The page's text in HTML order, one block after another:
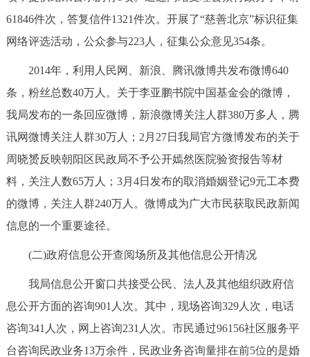
61846件次，答复信件1321件次。开展了“慈善北京”标识征集
网络评选活动，公众参与223人，征集公众意见354条。
2014年，利用人民网、新浪、腾讯微博共发布微博640
条，粉丝总数40万人。关于李亚鹏书院中国基金会的微博，
我局发布的一条回应微博，新浪微博关注人群380万多人，腾
讯网微博关注人群30万人；2月27日我局官方微博发布的关于
周晓赟反映朝阳区民政局不予公开嫣然医院验资报告等材
料，关注人数65万人；3月4日发布的取消婚姻登记9元工本费
的微博，关注人群240万人。微博成为广大市民获取民政新闻
信息的一个重要途径。
(二)政府信息公开查阅场所及其他信息公开情况
我局信息公开窗口共接受公民、法人及其他组织政府信
息公开方面的咨询901人次。其中，现场咨询329人次，电话
咨询341人次，网上咨询231人次。市民通过96156社区服务平
台咨询民政业务13万余件，民政业务咨询量排在前5位的是婚